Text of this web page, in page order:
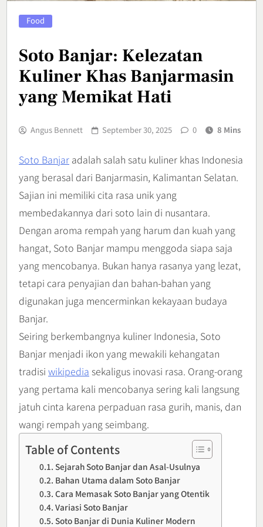
Food
Soto Banjar: Kelezatan
Kuliner Khas Banjarmasin
yang Memikat Hati
Angus Bennett September 30, 2025 0 8 Mins
Soto Banjar adalah salah satu kuliner khas Indonesia
yang berasal dari Banjarmasin, Kalimantan Selatan.
Sajian ini memiliki cita rasa unik yang
membedakannya dari soto lain di nusantara.
Dengan aroma rempah yang harum dan kuah yang
hangat, Soto Banjar mampu menggoda siapa saja
yang mencobanya. Bukan hanya rasanya yang lezat,
tetapi cara penyajian dan bahan-bahan yang
digunakan juga mencerminkan kekayaan budaya
Banjar.
Seiring berkembangnya kuliner Indonesia, Soto
Banjar menjadi ikon yang mewakili kehangatan
tradisi wikipedia sekaligus inovasi rasa. Orang-orang
yang pertama kali mencobanya sering kali langsung
jatuh cinta karena perpaduan rasa gurih, manis, dan
wangi rempah yang seimbang.
Table of Contents
Sejarah Soto Banjar dan Asal-Usulnya
Bahan Utama dalam Soto Banjar
Cara Memasak Soto Banjar yang Otentik
Variasi Soto Banjar
Soto Banjar di Dunia Kuliner Modern